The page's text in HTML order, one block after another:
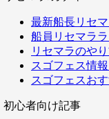
最新船長リセ
船員リセマラ
リセマラのや
スゴフェス情
スゴフェスお
初心者向け記事